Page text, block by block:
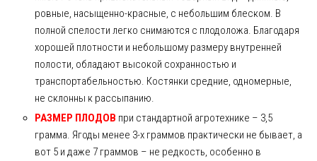
ровные, насыщенно-красные, с небольшим блеском. В
полной спелости легко снимаются с плодоложа. Благодаря
хорошей плотности и небольшому размеру внутренней
полости, обладают высокой сохранностью и
транспортабельностью. Костянки средние, одномерные,
не склонны к рассыпанию.
РАЗМЕР ПЛОДОВ при стандартной агротехнике – 3,5
грамма. Ягоды менее 3-х граммов практически не бывает, а
вот 5 и даже 7 граммов – не редкость, особенно в